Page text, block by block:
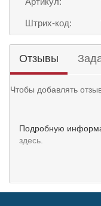
Штрих-код:
Отзывы
Чтобы добавлять
Подробную
здесь.